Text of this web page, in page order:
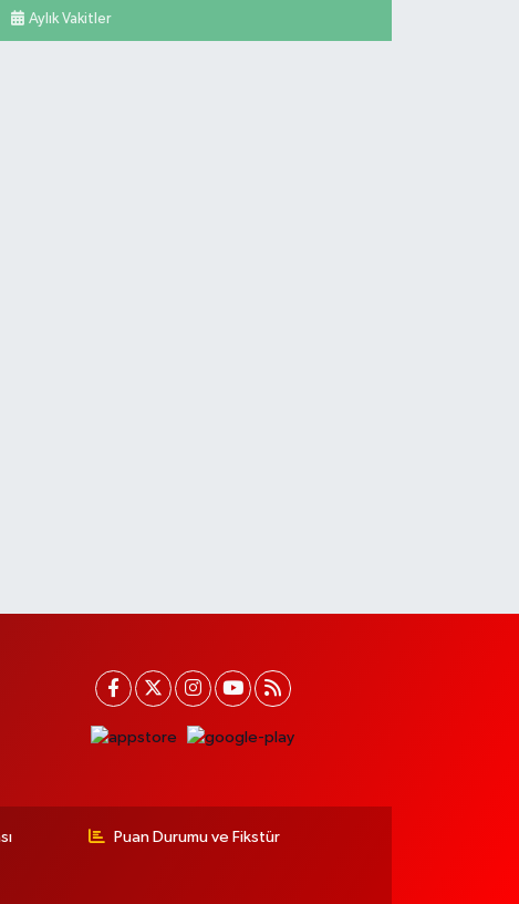
Aylık Vakitler
Puan Durumu ve Fikstür